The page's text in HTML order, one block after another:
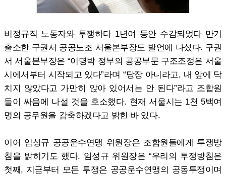
비정규직 노동자와 투쟁하다 1년여 동안 수감되었다 만기
출소한 구권서 공공노조 서울본부장도 발언에 나섰다. 구권
서 서울본부장은 “이명박 정부의 공공부문 구조조정은 서울
시에서부터 시작되고 있다”라며 “당장 아니라고, 내 앞에 닥
치지 않았다고 가만히 앉아 있어서는 안 된다”라고 조합원
들이 싸움에 나설 것을 호소했다. 현재 서울시는 1천 5백여
명의 공무원을 감축하겠다고 밝힌 바 있다.
이어 임성규 공공운수연맹 위원장은 조합원들에게 투쟁방
침을 밝히기도 했다. 임성규 위원장은 “우리의 투쟁방침은
첫째, 지금부터 모든 투쟁은 공공운수연맹의 공동투쟁이며